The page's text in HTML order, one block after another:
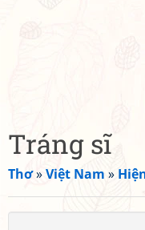
Tráng sĩ
Thơ»Việt Nam »